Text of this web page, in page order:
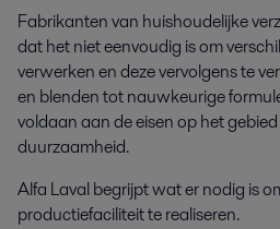
Fabrikanten van huishoudelijke
dat het niet eenvoudig is om
verwerken en deze vervolgens te
en blenden tot nauwkeurige
voldaan aan de eisen op het
duurzaamheid.
Alfa Laval begrijpt wat er nodig is
productiefaciliteit te realiseren.